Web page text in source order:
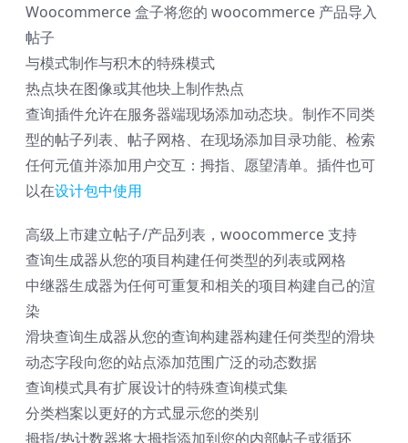
Woocommerce 盒子将您的 woocommerce 产品导入
帖子
与模式制作与积木的特殊模式
热点块在图像或其他块上制作热点
查询插件允许在服务器端现场添加动态块。制作不同类
型的帖子列表、帖子网格、在现场添加目录功能、检索
任何元值并添加用户交互：拇指、愿望清单。插件也可
以在设计包中使用
高级上市建立帖子/产品列表，woocommerce 支持
查询生成器从您的项目构建任何类型的列表或网格
中继器生成器为任何可重复和相关的项目构建自己的渲
染
滑块查询生成器从您的查询构建器构建任何类型的滑块
动态字段向您的站点添加范围广泛的动态数据
查询模式具有扩展设计的特殊查询模式集
分类档案以更好的方式显示您的类别
拇指/热计数器将大拇指添加到您的内部帖子或循环